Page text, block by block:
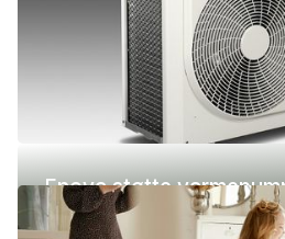
Enova støtte
2026